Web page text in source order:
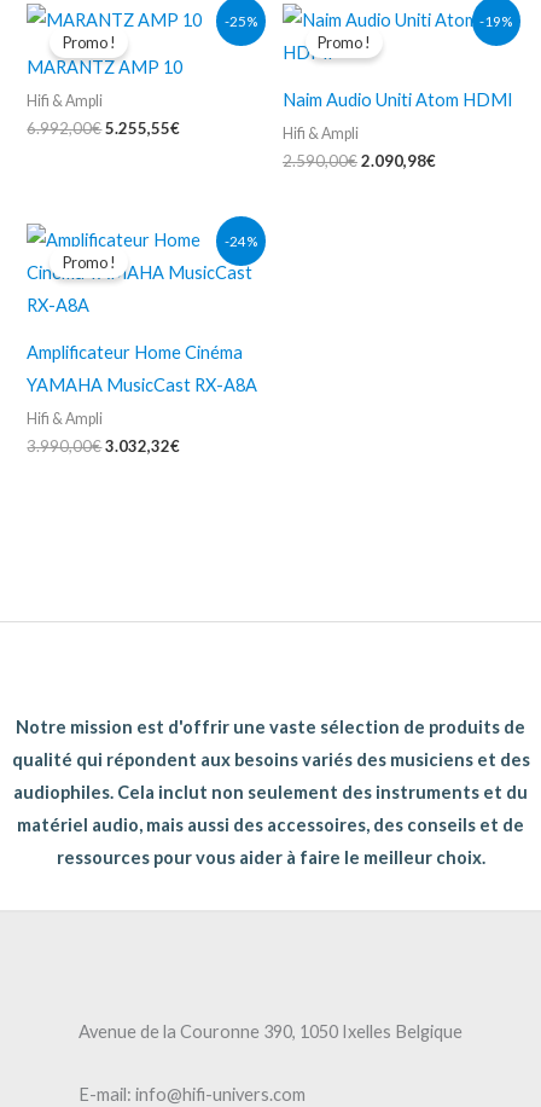
-25%
Promo !
MARANTZ AMP 10
Hifi & Ampli
6.992,00€
Le
prix
initial
était :
5.255,55€
Le
prix
est :
-19%
Promo !
Naim Audio Uniti Atom HDMI
Hifi & Ampli
2.590,00€
Le
prix
initial
2.590,00€.
2.090,98€
Le
prix
2.090,98€.
-24%
Promo !
Amplificateur Home Cinéma
YAMAHA MusicCast RX-A8A
Hifi & Ampli
3.990,00€
Le
prix
initial
3.032,32€
prix
actuel
Notre mission est d'offrir une vaste sélection de produits de
qualité qui répondent aux besoins variés des musiciens et des
audiophiles. Cela inclut non seulement des instruments et du
matériel audio, mais aussi des accessoires, des conseils et de
ressources pour vous aider à faire le meilleur choix.
Avenue de la Couronne 390, 1050 Ixelles Belgique
E-mail: info@hifi-univers.com